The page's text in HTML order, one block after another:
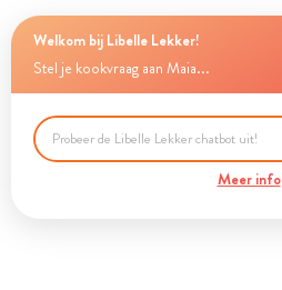
Welkom bij Libelle Lekker!
Stel je kookvraag aan Maia...
Meer info